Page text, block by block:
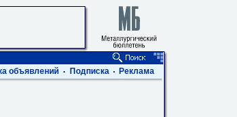
объявлений Подписка Реклама